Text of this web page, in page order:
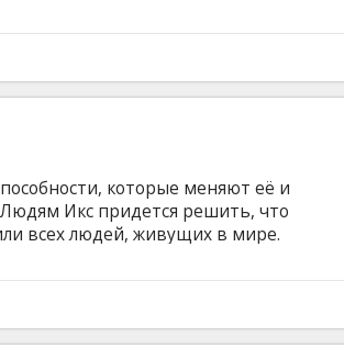
которые меняют её и
Икс придется решить, что
всех людей, живущих в мире.